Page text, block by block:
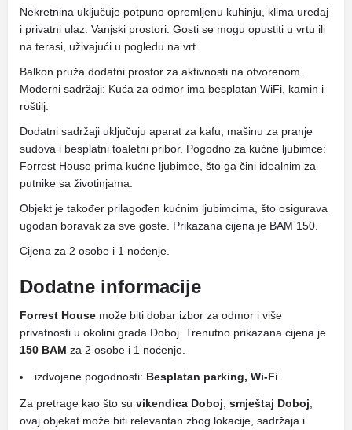
Nekretnina uključuje potpuno opremljenu kuhinju, klima uređaj
i privatni ulaz. Vanjski prostori: Gosti se mogu opustiti u vrtu ili
na terasi, uživajući u pogledu na vrt.
Balkon pruža dodatni prostor za aktivnosti na otvorenom.
Moderni sadržaji: Kuća za odmor ima besplatan WiFi, kamin i
roštilj.
Dodatni sadržaji uključuju aparat za kafu, mašinu za pranje
sudova i besplatni toaletni pribor. Pogodno za kućne ljubimce:
Forrest House prima kućne ljubimce, što ga čini idealnim za
putnike sa životinjama.
Objekt je također prilagođen kućnim ljubimcima, što osigurava
ugodan boravak za sve goste. Prikazana cijena je BAM 150.
Cijena za 2 osobe i 1 noćenje.
Dodatne informacije
Forrest House može biti dobar izbor za odmor i više
privatnosti u okolini grada Doboj. Trenutno prikazana cijena je
150 BAM za 2 osobe i 1 noćenje.
izdvojene pogodnosti: Besplatan parking, Wi-Fi
Za pretrage kao što su vikendica Doboj smještaj Doboj
ovaj objekat može biti relevantan zbog lokacije, sadržaja i